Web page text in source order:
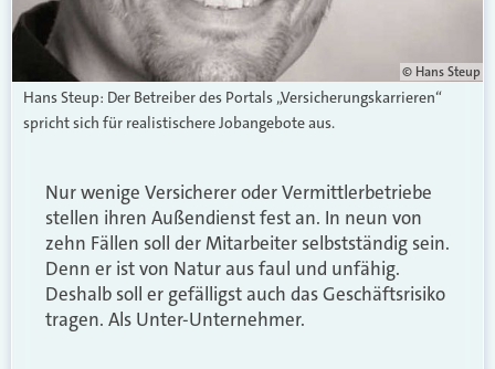
© Hans Steup
Hans Steup: Der Betreiber des Portals „Versicherungskarrieren“
spricht sich für realistischere Jobangebote aus.
Nur wenige Versicherer oder Vermittlerbetriebe
stellen ihren Außendienst fest an. In neun von
zehn Fällen soll der Mitarbeiter selbstständig sein.
Denn er ist von Natur aus faul und unfähig.
Deshalb soll er gefälligst auch das Geschäftsrisiko
tragen. Als Unter-Unternehmer.